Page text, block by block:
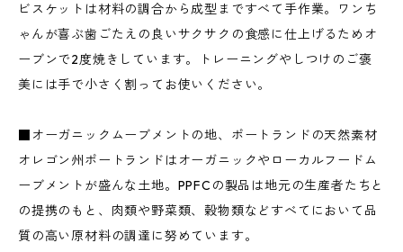
ビスケットは材料の調合から成型まですべて手作業。ワンち
ゃんが喜ぶ歯ごたえの良いサクサクの食感に仕上げるためオ
ーブンで2度焼きしています。トレーニングやしつけのご褒
美には手で小さく割ってお使いください。
■オーガニックムーブメントの地、ポートランドの天然素材
オレゴン州ポートランドはオーガニックやローカルフードム
ーブメントが盛んな土地。PPFCの製品は地元の生産者たちと
の提携のもと、肉類や野菜類、穀物類などすべてにおいて品
質の高い原材料の調達に努めています。